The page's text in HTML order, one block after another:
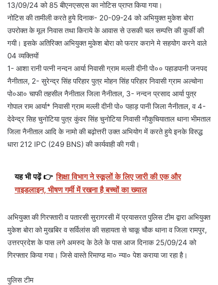
13/09/24 को 85 बीएनएसएस का नोटिस प्राप्त किया गया।
नोटिस की तामीली करते हुये दिनाक- 20-09-24 को अभियुक्त मुकेश बोरा
उपरोक्त के मूल निवास तथा किराये के आवास से उसकी चल सम्पत्ति की कुर्की की
गयी। इसके अतिरिक्त अभियुक्त मुकेश बोरा को फरार कराने मे सहयोग करने वाले
04 व्यक्तियों
1- आशा रानी पत्नी नन्दन आर्या निवासी ग्राम मल्ली दीनी पो०० पहाडपानी जनपद
नैनीताल, 2- सुरेन्द्र सिंह परिहार पुत्र मोहन सिंह परिहार निवासी ग्राम अल्चोना
पो०आ० चाफी तहसील नैनीताल जिला नैनीताल, 3- नन्दन प्रसाद आर्या पुत्र
गोपाल राम आर्या* निवासी ग्राम मल्ली दीनी पो० पहाड़ पानी जिला नैनीताल, व 4-
देवेन्द्र सिह चुनोटिया पुत्र कुंवर सिंह चुनोटिया निवासी नौकुचियाताल थाना भीमताल
जिला नैनीताल आदि के नामो की बढ़ोत्तरी उक्त अभियोग में करते हुये इनके विरुद्ध
धारा 212 IPC (249 BNS) की कार्यवाही की गयी।
यह भी पढ़ें 👉 शिक्षा विभाग ने स्कूलों के लिए जारी की एक और
गाइडलाइन, भीषण गर्मी में रखना है बच्चों का ख्याल
अभियुक्त की गिरफ्तारी व पतारसी सुरागरसी में प्रयासरत पुलिस टीम द्वारा अभियुक्त
मुकेश बोरा को मुखबिर व सर्विलांस की सहायता से चाकू चौक थाना व जिला रामपुर,
उत्तरप्रदेश के पास लगे अमरुद के ठेले के पास आज दिनाक 25/09/24 को
गिरफ्तार किया गया। जिसे वास्ते रिमाण्ड मा० न्या० पेश कराया जा रहा है।
पुलिस टीम